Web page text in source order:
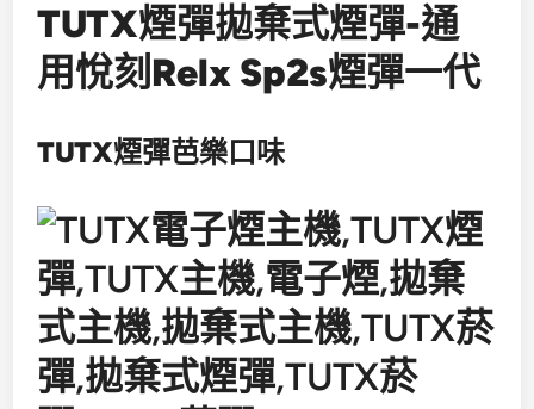
TUTX煙彈拋棄式煙彈-通
用悅刻Relx Sp2s煙彈一代
TUTX煙彈芭樂口味